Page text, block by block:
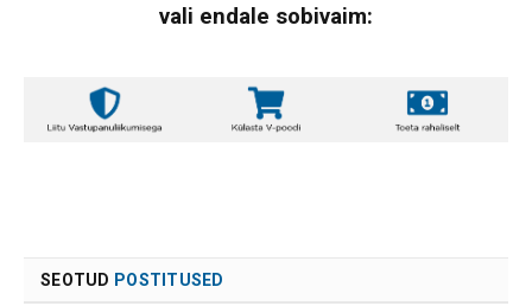
vali endale sobivaim:
SEOTUD POSTITUSED